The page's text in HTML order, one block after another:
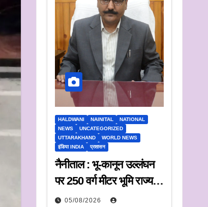
HALDWANI NAINITAL
NATIONAL
NEWS
UNCATEGORIZED
UTTARAKHAND
WORLD NEWS
इंडिया INDIA
प्रशासन
नैनीताल : भू-कानून उल्लंघन
पर 250 वर्ग मीटर भूमि राज्य
सरकार में निहित
05/08/2026